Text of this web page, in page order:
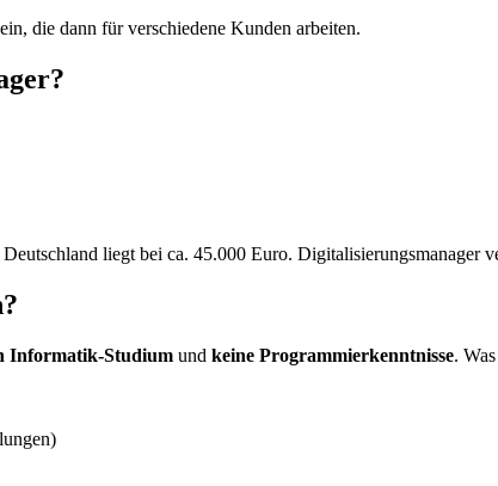
die dann für verschiedene Kunden arbeiten.
liegt bei ca. 45.000 Euro. Digitalisierungsmanager
Informatik-Studium und keine Programmierkenntnisse.